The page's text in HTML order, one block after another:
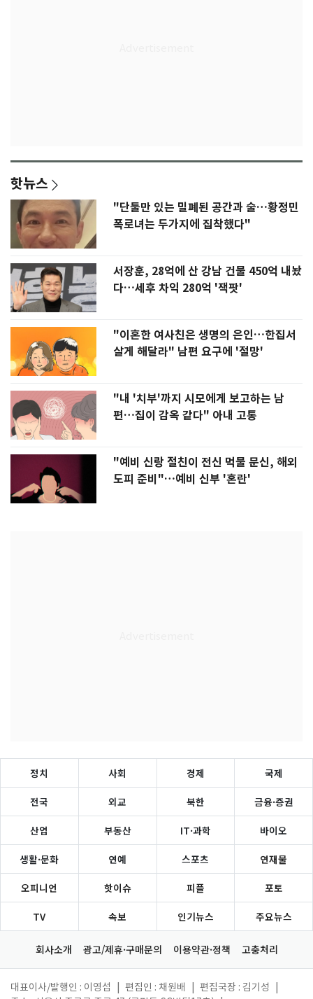
핫뉴스
"단둘만 있는 밀폐된 공간과 술…황정민
폭로녀는 두가지에 집착했다"
서장훈, 28억에 산 강남 건물 450억 내놨
다…세후 차익 280억 '잭팟'
"이혼한 여사친은 생명의 은인…한집서
살게 해달라" 남편 요구에 '절망'
"내 '치부'까지 시모에게 보고하는 남
편…집이 감옥 같다" 아내 고통
"예비 신랑 절친이 전신 먹물 문신, 해외
도피 준비"…예비 신부 '혼란'
정치 사회 경제 국제
전국 외교 북한 금융·증권
산업 부동산 IT·과학 바이오
생활·문화 연예 스포츠 연재물
오피니언 핫이슈 피플 포토
TV 속보 인기뉴스 주요뉴스
회사소개 광고/제휴·구매문의 이용약관·정책 고충처리
대표이사/발행인 : 이영섭 편집인 : 채원배 편집국장 : 김기성